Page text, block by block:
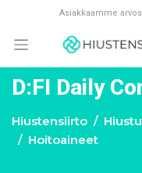
Asiakkaamme
D:FI Daily
Hiustensiirto
Hoitoaineet